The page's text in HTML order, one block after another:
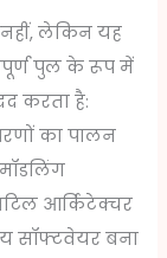
लेकिन यह
पुल के रूप में
करता है:
का पालन
आर्किटेक्चर
सॉफ्टवेयर बना